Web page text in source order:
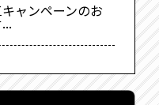
ャンペーンのお